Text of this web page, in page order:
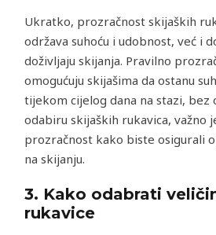
Ukratko, prozračnost skijaških
održava suhoću i udobnost, već i
doživljaju skijanja. Pravilno
omogućuju skijašima da ostanu
tijekom cijelog dana na stazi, bez
odabiru skijaških rukavica, važno
prozračnost kako biste osigurali
na skijanju.
3. Kako odabrati
rukavice